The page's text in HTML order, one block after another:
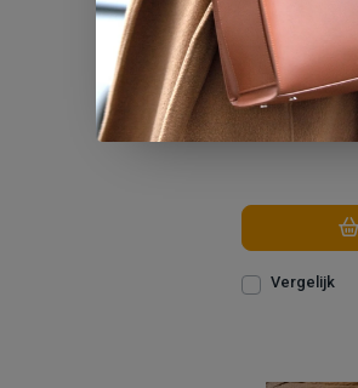
Su.B.dgn
Vergelijk